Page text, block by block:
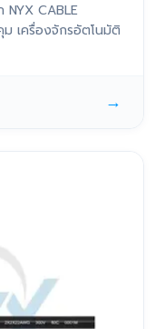
CABLE
ม เครื่องจักรอัตโนมัติ
→